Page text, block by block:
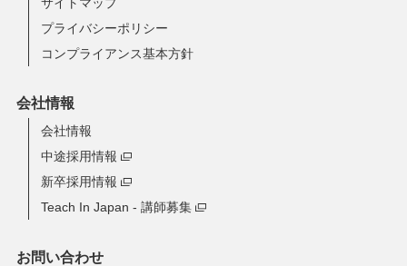
プライバシーポリシー
コンプライアンス基本方針
会社情報
会社情報
中途採用情報
新卒採用情報
Teach In Japan - 講師募集
お問い合わせ